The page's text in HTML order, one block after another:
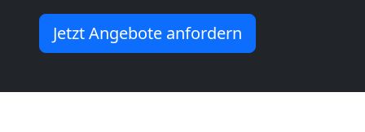
Jetzt Angebote anfordern
Umzug
Wolfsberg